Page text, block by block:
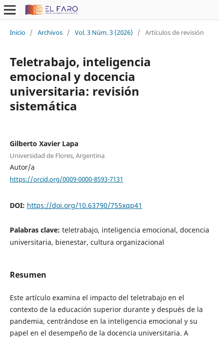
Inicio / Archivos / Vol. 3 Núm. 3 (2026) / Artículos de revisión
Teletrabajo, inteligencia
emocional y docencia
universitaria: revisión
sistemática
Gilberto Xavier Lapa
Universidad de Flores, Argentina
Autor/a
https://orcid.org/0009-0000-8593-7131
DOI: https://doi.org/10.63790/755xqp41
Palabras clave: teletrabajo, inteligencia emocional, docencia
universitaria, bienestar, cultura organizacional
Resumen
Este artículo examina el impacto del teletrabajo en el
contexto de la educación superior durante y después de la
pandemia, centrándose en la inteligencia emocional y su
papel en el desempeño de la docencia universitaria. A